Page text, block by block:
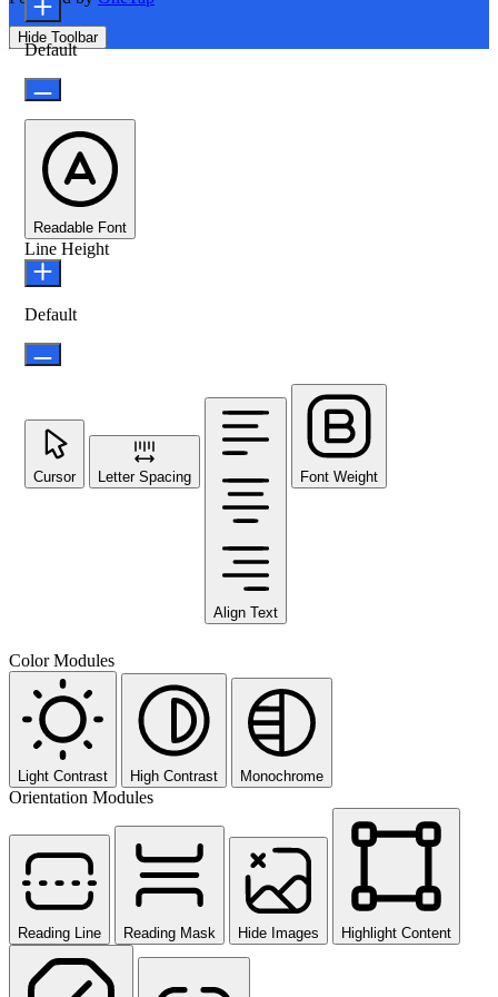
Hide Toolbar
Default
Readable Font
Line Height
Default
Cursor Letter Spacing
Align Text
Font Weight
Color Modules
Light Contrast High Contrast Monochrome
Orientation Modules
Reading Line Reading Mask Hide Images Highlight Content